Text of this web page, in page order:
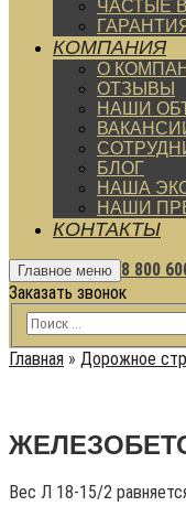
ЧАСТЫЕ
КОМПАНИЯ
О
ОТЗЫВЫ
НАШИ
БЛОГ
НАША
НАШИ
КОНТАКТЫ
Главное меню 8 800
Заказать звонок
Главная » Дорожное
Вес Л 18-15/2